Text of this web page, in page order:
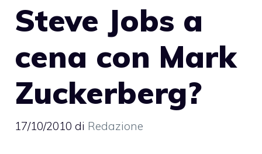
Steve Jobs a
cena con Mark
Zuckerberg?
17/10/2010 di Redazione